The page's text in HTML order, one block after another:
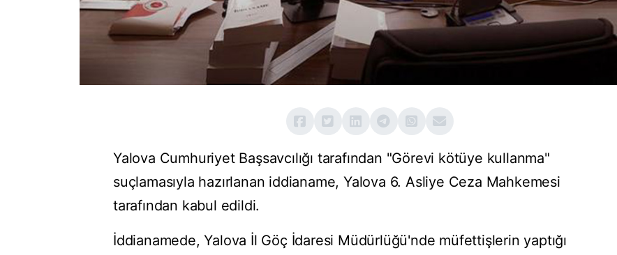
Yalova Cumhuriyet Başsavcılığı tarafından "Görevi kötüye kullanma"
suçlamasıyla hazırlanan iddianame, Yalova 6. Asliye Ceza Mahkemesi
tarafından kabul edildi.
İddianamede, Yalova İl Göç İdaresi Müdürlüğü'nde müfettişlerin yaptığı